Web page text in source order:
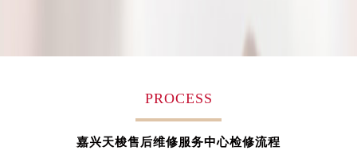
PROCESS
嘉兴天梭售后维修服务中心检修流程